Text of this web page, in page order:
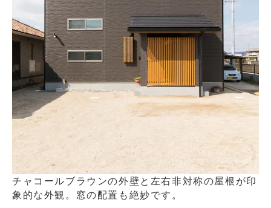
チャコールブラウンの外壁と左右非対称の屋根が印
象的な外観。窓の配置も絶妙です。